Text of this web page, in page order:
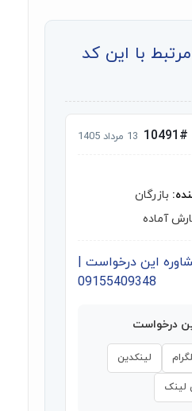
با این کد
13 مرداد 1405
بازرگان
آماده
این درخواست |
09155409348
درخواست
لینکدین
لینک